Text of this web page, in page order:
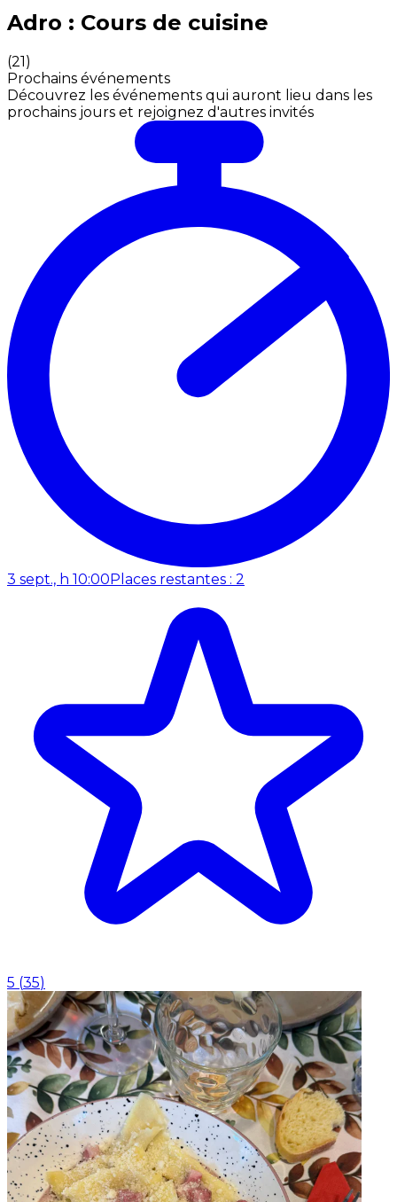
Expériences culinaires inoubliables : Expériences
Adro : Cours de cuisine
(21)
Prochains événements
Découvrez les événements qui auront lieu dans les
prochains jours et rejoignez d'autres invités
3 sept., h 10:00 Places restantes : 2
5 (35)